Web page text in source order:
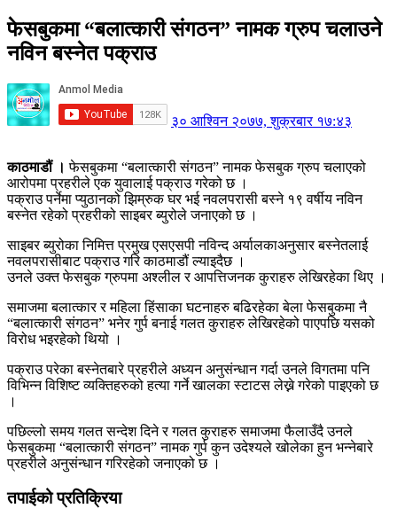
फेसबुकमा “बलात्कारी संगठन” नामक ग्रुप चलाउने
नविन बस्नेत पक्राउ
३० आश्विन २०७७, शुक्रबार १७:४३
काठमाडौं । फेसबुकमा “बलात्कारी संगठन” नामक फेसबुक ग्रुप चलाएको
आरोपमा प्रहरीले एक युवालाई पक्राउ गरेको छ ।
पक्राउ पर्नेमा प्युठानको झिम्रुक घर भई नवलपरासी बस्ने १९ वर्षीय नविन
बस्नेत रहेको प्रहरीको साइबर ब्युरोले जनाएको छ ।
साइबर ब्युरोका निमित्त प्रमुख एसएसपी नविन्द अर्यालकाअनुसार बस्नेतलाई
नवलपरासीबाट पक्राउ गरि काठमाडौं ल्याइदैछ ।
उनले उक्त फेसबुक ग्रुपमा अश्लील र आपत्तिजनक कुराहरु लेखिरहेका थिए ।
समाजमा बलात्कार र महिला हिंसाका घटनाहरु बढिरहेका बेला फेसबुकमा नै
“बलात्कारी संगठन” भनेर गुर्प बनाई गलत कुराहरु लेखिरहेको पाएपछि यसको
विरोध भइरहेको थियो ।
पक्राउ परेका बस्नेतबारे प्रहरीले अध्यन अनुसंन्धान गर्दा उनले विगतमा पनि
विभिन्न विशिष्ट व्यक्तिहरुको हत्या गर्ने खालका स्टाटस लेख्ने गरेको पाइएको छ
।
पछिल्लो समय गलत सन्देश दिने र गलत कुराहरु समाजमा फैलाउँदै उनले
फेसबुकमा “बलात्कारी संगठन” नामक गुर्प कुन उदेश्यले खोलेका हुन भन्नेबारे
प्रहरीले अनुसंन्धान गरिरहेको जनाएको छ ।
तपाईको प्रतिक्रिया